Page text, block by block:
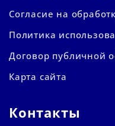
Согласие на
Политика
Договор публичной
Карта сайта
Контакты